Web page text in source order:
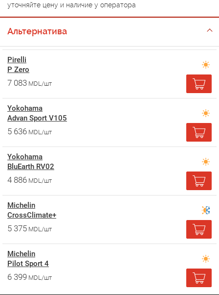
уточняйте цену и наличие у оператора
Альтернатива
Pirelli
P Zero
7 083 MDL/шт
Yokohama
Advan Sport V105
5 636 MDL/шт
Yokohama
BluEarth RV02
4 886 MDL/шт
Michelin
CrossClimate+
5 375 MDL/шт
Michelin
Pilot Sport 4
6 399 MDL/шт